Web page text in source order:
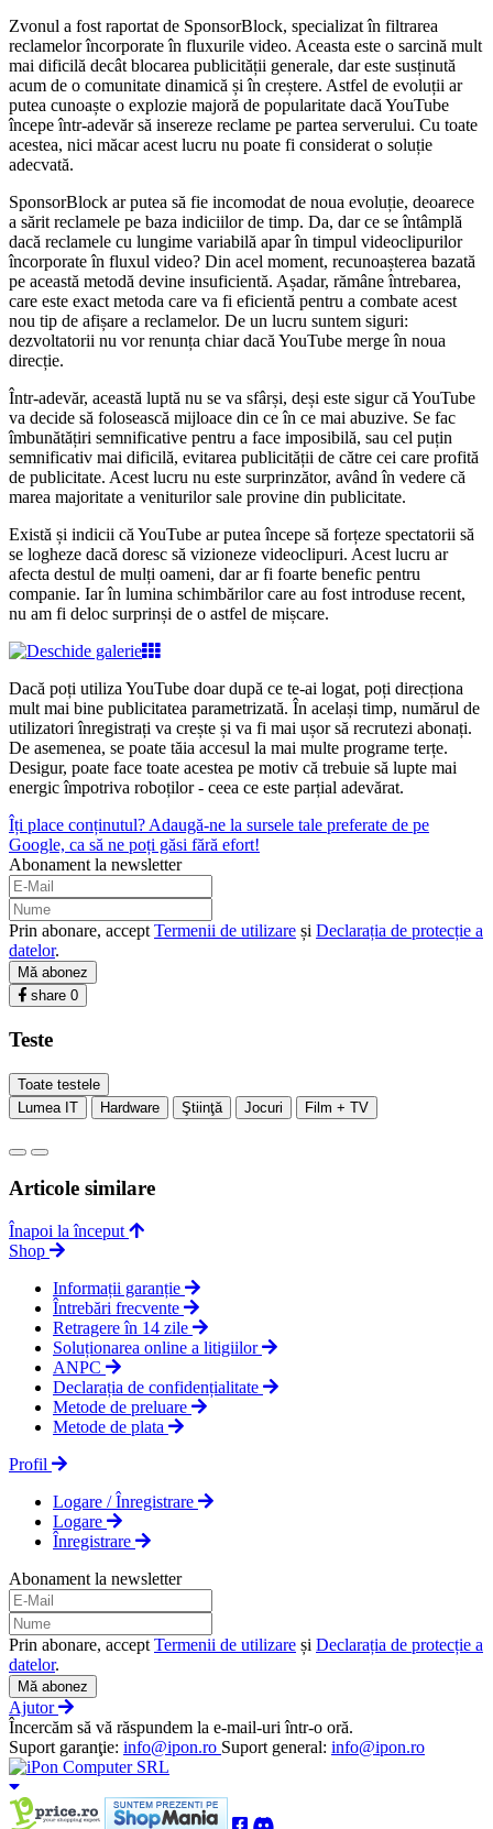
Zvonul a fost raportat de SponsorBlock, specializat în filtrarea
reclamelor încorporate în fluxurile video. Aceasta este o sarcină mult
mai dificilă decât blocarea publicității generale, dar este susținută
acum de o comunitate dinamică și în creștere. Astfel de evoluții ar
putea cunoaște o explozie majoră de popularitate dacă YouTube
începe într-adevăr să insereze reclame pe partea serverului. Cu toate
acestea, nici măcar acest lucru nu poate fi considerat o soluție
adecvată.
SponsorBlock ar putea să fie incomodat de noua evoluție, deoarece
a sărit reclamele pe baza indiciilor de timp. Da, dar ce se întâmplă
dacă reclamele cu lungime variabilă apar în timpul videoclipurilor
încorporate în fluxul video? Din acel moment, recunoașterea bazată
pe această metodă devine insuficientă. Așadar, rămâne întrebarea,
care este exact metoda care va fi eficientă pentru a combate acest
nou tip de afișare a reclamelor. De un lucru suntem siguri:
dezvoltatorii nu vor renunța chiar dacă YouTube merge în noua
direcție.
Într-adevăr, această luptă nu se va sfârși, deși este sigur că YouTube
va decide să folosească mijloace din ce în ce mai abuzive. Se fac
îmbunătățiri semnificative pentru a face imposibilă, sau cel puțin
semnificativ mai dificilă, evitarea publicității de către cei care profită
de publicitate. Acest lucru nu este surprinzător, având în vedere că
marea majoritate a veniturilor sale provine din publicitate.
Există și indicii că YouTube ar putea începe să forțeze spectatorii să
se logheze dacă doresc să vizioneze videoclipuri. Acest lucru ar
afecta destul de mulți oameni, dar ar fi foarte benefic pentru
companie. Iar în lumina schimbărilor care au fost introduse recent,
nu am fi deloc surprinși de o astfel de mișcare.
Dacă poți utiliza YouTube doar după ce te-ai logat, poți direcționa
mult mai bine publicitatea parametrizată. În același timp, numărul de
utilizatori înregistrați va crește și va fi mai ușor să recrutezi abonați.
De asemenea, se poate tăia accesul la mai multe programe terțe.
Desigur, poate face toate acestea pe motiv că trebuie să lupte mai
energic împotriva roboților - ceea ce este parțial adevărat.
Îți place conținutul? Adaugă-ne la sursele tale preferate de pe
Google, ca să ne poți găsi fără efort!
Abonament la newsletter
Prin abonare, accept Termenii de utilizare și Declarația de protecție a
datelor.
Mă abonez
share 0
Teste
Toate testele
Lumea IT
Hardware Ştiinţă Jocuri Film + TV
Articole similare
Înapoi la început
Shop
Informații garanție
Întrebări frecvente
Retragere în 14 zile
Soluționarea online a litigiilor
ANPC
Declarația de confidențialitate
Metode de preluare
Metode de plata
Profil
Logare / Înregistrare
Logare
Înregistrare
Abonament la newsletter
Prin abonare, accept Termenii de utilizare și Declarația de protecție a
datelor.
Mă abonez
Ajutor
Încercăm să vă răspundem la e-mail-uri într-o oră.
Suport garanţie: info@ipon.ro Suport general: info@ipon.ro